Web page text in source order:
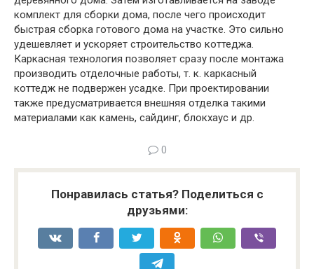
комплект для сборки дома, после чего происходит
быстрая сборка готового дома на участке. Это сильно
удешевляет и ускоряет строительство коттеджа.
Каркасная технология позволяет сразу после монтажа
производить отделочные работы, т. к. каркасный
коттедж не подвержен усадке. При проектировании
также предусматривается внешняя отделка такими
материалами как камень, сайдинг, блокхаус и др.
0
Понравилась статья? Поделиться с
друзьями: